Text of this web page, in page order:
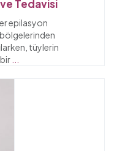
Tedavisi
epilasyon
tüylerin